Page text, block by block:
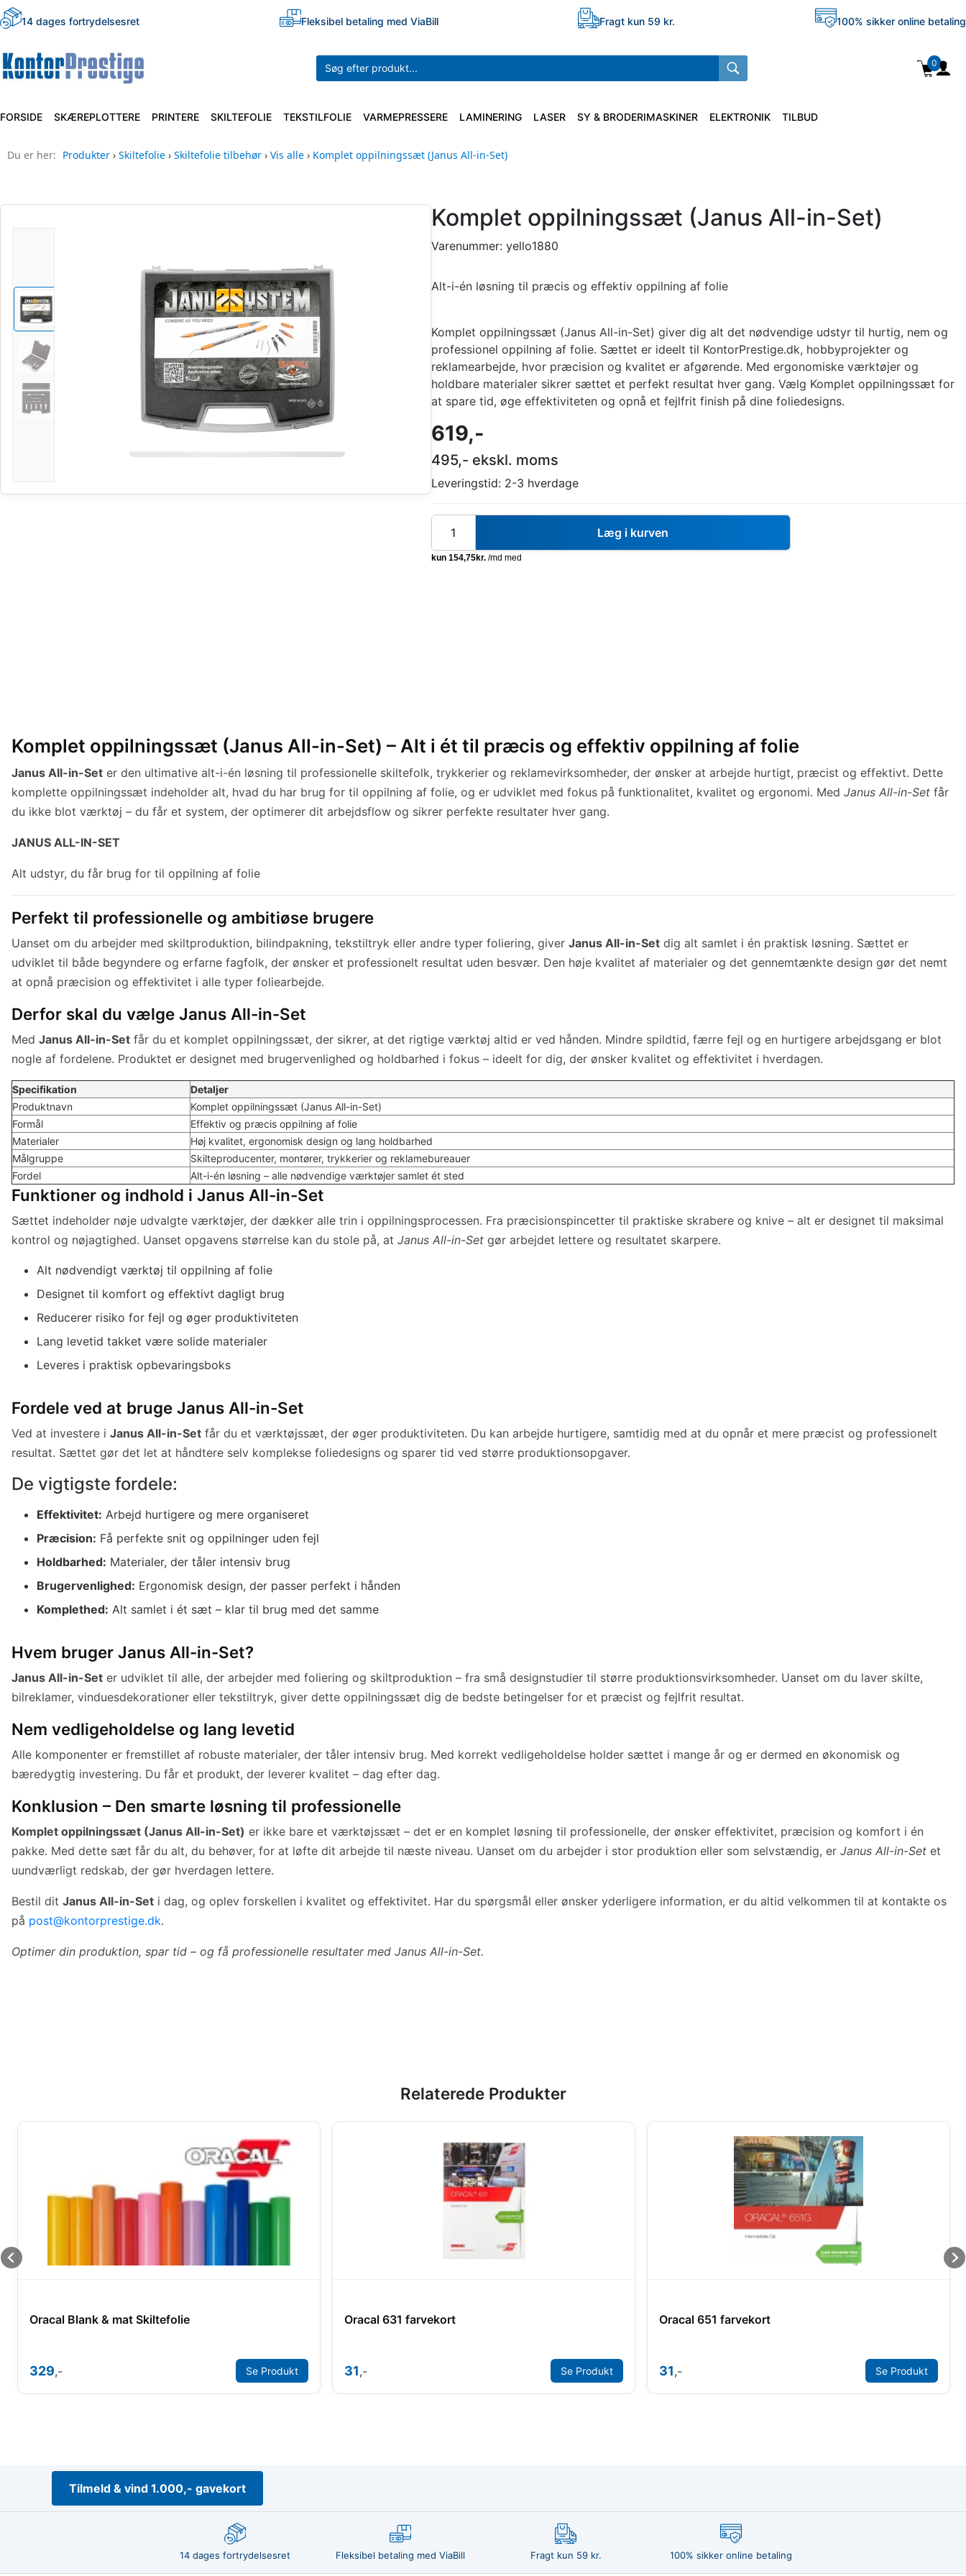
14 dages fortrydelsesret Fleksibel betaling med ViaBill Fragt kun 59 kr. 100% sikker online betaling
0
FORSIDE SKÆREPLOTTERE PRINTERE SKILTEFOLIE TEKSTILFOLIE VARMEPRESSERE LAMINERING LASER SY & BRODERIMASKINER ELEKTRONIK TILBUD
Du er her: Produkter › Skiltefolie › Skiltefolie tilbehør › Vis alle › Komplet oppilningssæt (Janus All-in-Set)
Komplet oppilningssæt (Janus All-in-Set)
Varenummer: yello1880
Alt-i-én løsning til præcis og effektiv oppilning af folie
Komplet oppilningssæt (Janus All-in-Set) giver dig alt det nødvendige udstyr til hurtig, nem og
professionel oppilning af folie. Sættet er ideelt til KontorPrestige.dk, hobbyprojekter og
reklamearbejde, hvor præcision og kvalitet er afgørende. Med ergonomiske værktøjer og
holdbare materialer sikrer sættet et perfekt resultat hver gang. Vælg Komplet oppilningssæt for
at spare tid, øge effektiviteten og opnå et fejlfrit finish på dine foliedesigns.
619,-
495,- ekskl. moms
Leveringstid: 2-3 hverdage
Læg i kurven
Komplet oppilningssæt (Janus All-in-Set) – Alt i ét til præcis og effektiv oppilning af folie
Janus All-in-Set er den ultimative alt-i-én løsning til professionelle skiltefolk, trykkerier og reklamevirksomheder, der ønsker at arbejde hurtigt, præcist og effektivt. Dette
komplette oppilningssæt indeholder alt, hvad du har brug for til oppilning af folie, og er udviklet med fokus på funktionalitet, kvalitet og ergonomi. Med Janus All-in-Set får
du ikke blot værktøj – du får et system, der optimerer dit arbejdsflow og sikrer perfekte resultater hver gang.
JANUS ALL-IN-SET
Alt udstyr, du får brug for til oppilning af folie
Perfekt til professionelle og ambitiøse brugere
Uanset om du arbejder med skiltproduktion, bilindpakning, tekstiltryk eller andre typer foliering, giver Janus All-in-Set dig alt samlet i én praktisk løsning. Sættet er
udviklet til både begyndere og erfarne fagfolk, der ønsker et professionelt resultat uden besvær. Den høje kvalitet af materialer og det gennemtænkte design gør det nemt
at opnå præcision og effektivitet i alle typer foliearbejde.
Derfor skal du vælge Janus All-in-Set
Med Janus All-in-Set får du et komplet oppilningssæt, der sikrer, at det rigtige værktøj altid er ved hånden. Mindre spildtid, færre fejl og en hurtigere arbejdsgang er blot
nogle af fordelene. Produktet er designet med brugervenlighed og holdbarhed i fokus – ideelt for dig, der ønsker kvalitet og effektivitet i hverdagen.
Specifikation
Detaljer
Produktnavn
Komplet oppilningssæt (Janus All-in-Set)
Formål
Effektiv og præcis oppilning af folie
Materialer
Høj kvalitet, ergonomisk design og lang holdbarhed
Målgruppe
Skilteproducenter, montører, trykkerier og reklamebureauer
Fordel
Alt-i-én løsning – alle nødvendige værktøjer samlet ét sted
Funktioner og indhold i Janus All-in-Set
Sættet indeholder nøje udvalgte værktøjer, der dækker alle trin i oppilningsprocessen. Fra præcisionspincetter til praktiske skrabere og knive – alt er designet til maksimal
kontrol og nøjagtighed. Uanset opgavens størrelse kan du stole på, at Janus All-in-Set gør arbejdet lettere og resultatet skarpere.
Alt nødvendigt værktøj til oppilning af folie
Designet til komfort og effektivt dagligt brug
Reducerer risiko for fejl og øger produktiviteten
Lang levetid takket være solide materialer
Leveres i praktisk opbevaringsboks
Fordele ved at bruge Janus All-in-Set
Ved at investere i Janus All-in-Set får du et værktøjssæt, der øger produktiviteten. Du kan arbejde hurtigere, samtidig med at du opnår et mere præcist og professionelt
resultat. Sættet gør det let at håndtere selv komplekse foliedesigns og sparer tid ved større produktionsopgaver.
De vigtigste fordele:
Effektivitet: Arbejd hurtigere og mere organiseret
Præcision: Få perfekte snit og oppilninger uden fejl
Holdbarhed: Materialer, der tåler intensiv brug
Brugervenlighed: Ergonomisk design, der passer perfekt i hånden
Komplethed: Alt samlet i ét sæt – klar til brug med det samme
Hvem bruger Janus All-in-Set?
Janus All-in-Set er udviklet til alle, der arbejder med foliering og skiltproduktion – fra små designstudier til større produktionsvirksomheder. Uanset om du laver skilte,
bilreklamer, vinduesdekorationer eller tekstiltryk, giver dette oppilningssæt dig de bedste betingelser for et præcist og fejlfrit resultat.
Nem vedligeholdelse og lang levetid
Alle komponenter er fremstillet af robuste materialer, der tåler intensiv brug. Med korrekt vedligeholdelse holder sættet i mange år og er dermed en økonomisk og
bæredygtig investering. Du får et produkt, der leverer kvalitet – dag efter dag.
Konklusion – Den smarte løsning til professionelle
Komplet oppilningssæt (Janus All-in-Set) er ikke bare et værktøjssæt – det er en komplet løsning til professionelle, der ønsker effektivitet, præcision og komfort i én
pakke. Med dette sæt får du alt, du behøver, for at løfte dit arbejde til næste niveau. Uanset om du arbejder i stor produktion eller som selvstændig, er Janus All-in-Set et
uundværligt redskab, der gør hverdagen lettere.
Bestil dit Janus All-in-Set i dag, og oplev forskellen i kvalitet og effektivitet. Har du spørgsmål eller ønsker yderligere information, er du altid velkommen til at kontakte os
på post@kontorprestige.dk.
Optimer din produktion, spar tid – og få professionelle resultater med Janus All-in-Set.
Relaterede Produkter
Oracal Blank & mat Skiltefolie
329,- Se Produkt
Oracal 631 farvekort
31,- Se Produkt
Oracal 651 farvekort
31,- Se Produkt
Tilmeld & vind 1.000,- gavekort
14 dages fortrydelsesret Fleksibel betaling med ViaBill Fragt kun 59 kr. 100% sikker online betaling